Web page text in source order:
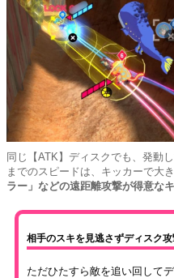
同じ【ATK】ディスクでも、発動
までのスピードは、キッカーで大き
ラー」などの遠距離攻撃が得意な
相手のスキを見逃さずディスク攻
ただひたすら敵を追い回して